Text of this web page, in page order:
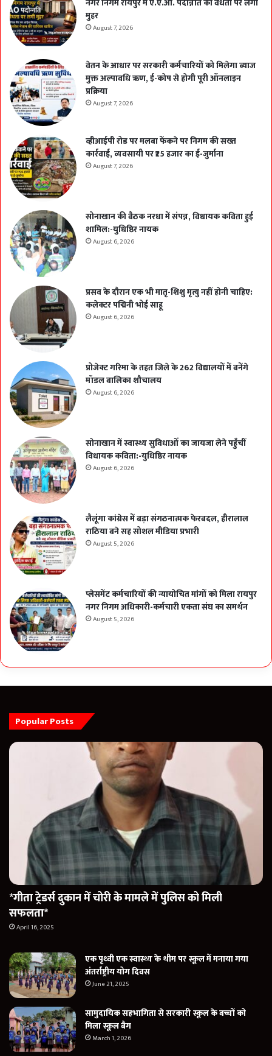
मुहर
August 7, 2026
वेतन के आधार पर सरकारी कर्मचारियों को मिलेगा ब्याज
मुक्त अल्पावधि ऋण, ई-कोष से होगी पूरी ऑनलाइन
प्रक्रिया
August 7, 2026
व्हीआईपी रोड पर मलबा फेंकने पर निगम की सख्त
कार्रवाई, व्यवसायी पर ₹25 हजार का ई-जुर्माना
August 7, 2026
सोनाखान की बैठक नरधा में संपन्न, विधायक कविता हुई
शामिल:-युधिष्ठिर नायक
August 6, 2026
प्रसव के दौरान एक भी मातृ-शिशु मृत्यु नहीं होनी चाहिए:
कलेक्टर पद्मिनी भोई साहू
August 6, 2026
प्रोजेक्ट गरिमा के तहत जिले के 262 विद्यालयों में बनेंगे
मॉडल बालिका शौचालय
August 6, 2026
सोनाखान में स्वास्थ्य सुविधाओं का जायजा लेने पहुँचीं
विधायक कविता:-युधिष्ठिर नायक
August 6, 2026
लैलूंगा कांग्रेस में बड़ा संगठनात्मक फेरबदल, हीरालाल
राठिया बने सह सोशल मीडिया प्रभारी
August 5, 2026
प्लेसमेंट कर्मचारियों की न्यायोचित मांगों को मिला रायपुर
नगर निगम अधिकारी-कर्मचारी एकता संघ का समर्थन
August 5, 2026
Popular Posts
*गीता ट्रेडर्स दुकान में चोरी के मामले में पुलिस को मिली
सफलता*
April 16, 2025
एक पृथ्वी एक स्वास्थ्य के थीम पर स्कूल में मनाया गया
अंतर्राष्ट्रीय योग दिवस
June 21, 2025
सामुदायिक सहभागिता से सरकारी स्कूल के बच्चों को
मिला स्कूल बैग
March 1, 2026